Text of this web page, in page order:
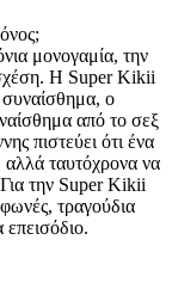
μονογαμία, την
σχέση. Η Super Kikii
συναίσθημα, ο
από το σεξ
πιστεύει ότι ένα
αλλά ταυτόχρονα να
την Super Kikii
τραγούδια